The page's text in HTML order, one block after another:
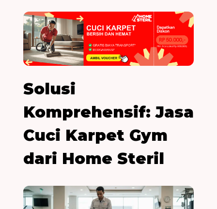
Solusi
Komprehensif: Jasa
Cuci Karpet Gym
dari Home Steril